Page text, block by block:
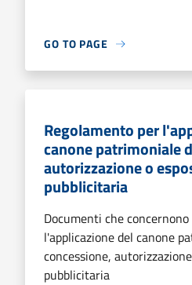
GO TO PAGE
Regolamento per
canone patrimoniale
autorizzazione o
pubblicitaria
Documenti che
l'applicazione del canone
concessione,
pubblicitaria